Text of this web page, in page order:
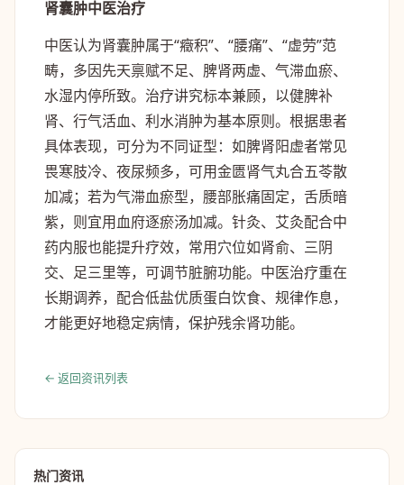
肾囊肿中医治疗
中医认为肾囊肿属于“癥积”、“腰痛”、“虚劳”范
畴，多因先天禀赋不足、脾肾两虚、气滞血瘀、
水湿内停所致。治疗讲究标本兼顾，以健脾补
肾、行气活血、利水消肿为基本原则。根据患者
具体表现，可分为不同证型：如脾肾阳虚者常见
畏寒肢冷、夜尿频多，可用金匮肾气丸合五苓散
加减；若为气滞血瘀型，腰部胀痛固定，舌质暗
紫，则宜用血府逐瘀汤加减。针灸、艾灸配合中
药内服也能提升疗效，常用穴位如肾俞、三阴
交、足三里等，可调节脏腑功能。中医治疗重在
长期调养，配合低盐优质蛋白饮食、规律作息，
才能更好地稳定病情，保护残余肾功能。
← 返回资讯列表
热门资讯